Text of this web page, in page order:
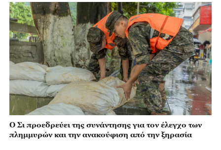
Ο Σι προεδρεύει της συνάντησης για τον έλεγχο των
πλημμυρών και την ανακούφιση από την ξηρασία